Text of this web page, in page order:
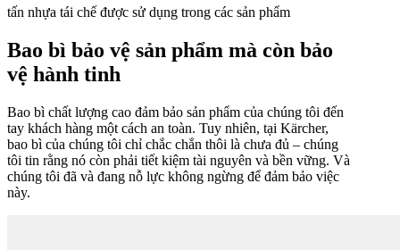
tấn nhựa tái chế được sử dụng trong các sản phẩm
Bao bì bảo vệ sản phẩm mà còn bảo
vệ hành tinh
Bao bì chất lượng cao đảm bảo sản phẩm của chúng tôi đến
tay khách hàng một cách an toàn. Tuy nhiên, tại Kärcher,
bao bì của chúng tôi chỉ chắc chắn thôi là chưa đủ – chúng
tôi tin rằng nó còn phải tiết kiệm tài nguyên và bền vững. Và
chúng tôi đã và đang nỗ lực không ngừng để đảm bảo việc
này.